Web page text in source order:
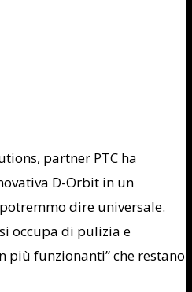
partner PTC ha
D-Orbit in un
dire universale.
occupa di pulizia e
più funzionanti” che restano